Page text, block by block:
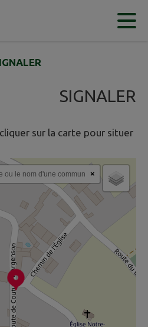
SIGNALER
sur la carte pour situer
×